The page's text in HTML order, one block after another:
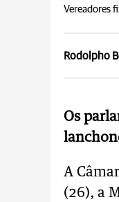
Vereadores
Rodolpho
Os
A
(26), a